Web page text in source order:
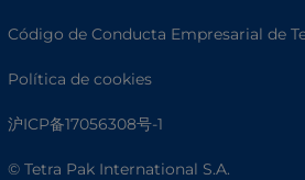
Código de Conducta Empresarial de
Política de cookies
沪ICP备17056308号-1
© Tetra Pak International S.A.